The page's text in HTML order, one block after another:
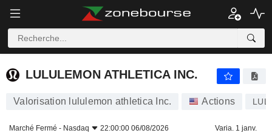
LULULEMON ATHLETICA INC.
Valorisation lululemon athletica Inc. Actions
Marché Fermé - Nasdaq 22:00:00 06/08/2026 Varia. 1 janv.